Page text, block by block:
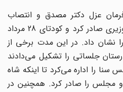
عزل دکتر مصدق و انتصاب
سرلشکر زاهدی را به نخست‌وزیری صادر کرد و کودتای 28 مرداد
نشان داد. در این مدت برخی از
جلساتی را تشکیل می‌دادند
را اداره می‌کرد تا اینکه شاه
مجلس را صادر کرد. همچنین در